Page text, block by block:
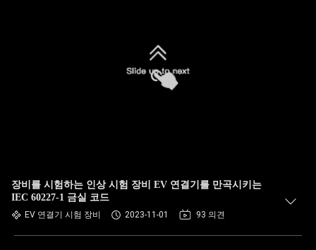
장비를 시험하는 인상 시험 장비 EV 연결기를 만곡시키는
IEC 60227-1 금실 코드
EV 연결기 시험 장비 2023-11-01 93 의견